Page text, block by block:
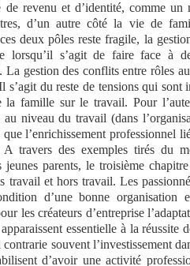
de revenu et d’identité, comme un
d’un autre côté la vie de
deux pôles reste fragile, la
lorsqu’il s’agit de faire face à
La gestion des conflits entre rôles
s’agit du reste de tensions qui sont
la famille sur le travail. Pour
au niveau du travail (dans
l’enrichissement professionnel
A travers des exemples tirés du
jeunes parents, le troisième
travail et hors travail. Les
d’une bonne organisation
les créateurs d’entreprise
apparaissent essentielle à la réussite
souvent l’investissement
d’avoir une activité